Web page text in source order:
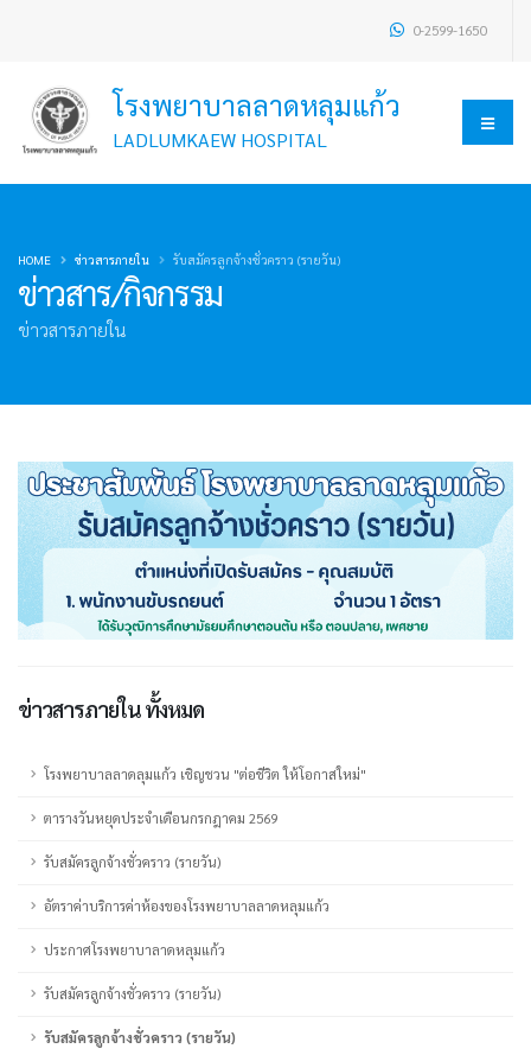
0-2599-1650
โรงพยาบาลลาดหลุมแก้ว
LADLUMKAEW HOSPITAL
ข่าวสาร/กิจกรรม
ข่าวสารภายใน
HOME ข่าวสารภายใน รับสมัครลูกจ้างชั่วคราว (รายวัน)
ข่าวสารภายใน ทั้งหมด
โรงพยาบาลลาดลุมแก้ว เชิญชวน "ต่อชีวิต ให้โอกาสใหม่"
ตารางวันหยุดประจำเดือนกรกฎาคม 2569
รับสมัครลูกจ้างชั่วคราว (รายวัน)
อัตราค่าบริการค่าห้องของโรงพยาบาลลาดหลุมแก้ว
ประกาศโรงพยาบาลาดหลุมแก้ว
รับสมัครลูกจ้างชั่วคราว (รายวัน)
รับสมัครลูกจ้างชั่วคราว (รายวัน)